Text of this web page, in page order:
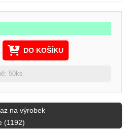
DO KOŠÍKU
50ks
na výrobek
(1192)